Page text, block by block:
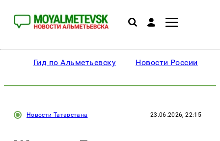
Гид по Альметьевску Новости России
Новости Татарстана 23.06.2026, 22:15